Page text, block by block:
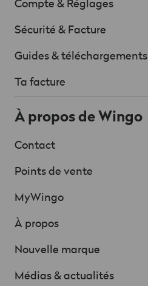
Compte & Réglages
Sécurité & Facture
Guides & téléchargements
Ta facture
À propos de Wingo
Contact
Points de vente
MyWingo
À propos
Nouvelle marque
Médias & actualités